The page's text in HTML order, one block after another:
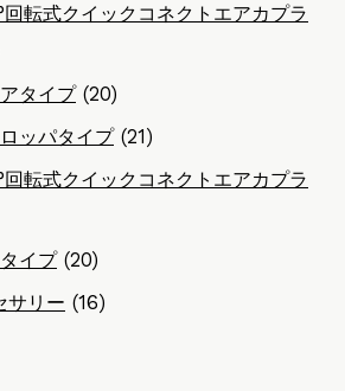
回転式クイックコネクトエアカプラ
タイプ (20)
ッパタイプ (21)
回転式クイックコネクトエアカプラ
イプ (20)
サリー (16)